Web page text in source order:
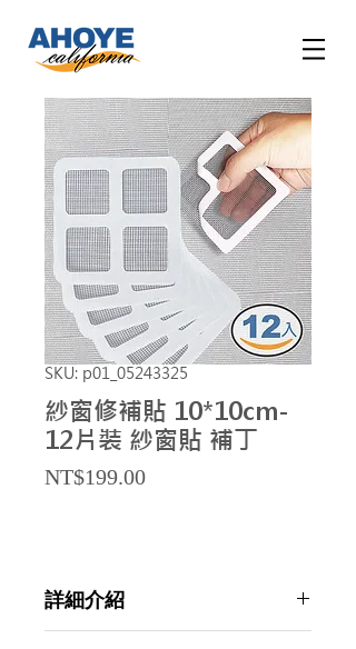
SKU: p01_05243325
紗窗修補貼 10*10cm-
12片裝 紗窗貼 補丁
NT$199.00Price
詳細介紹